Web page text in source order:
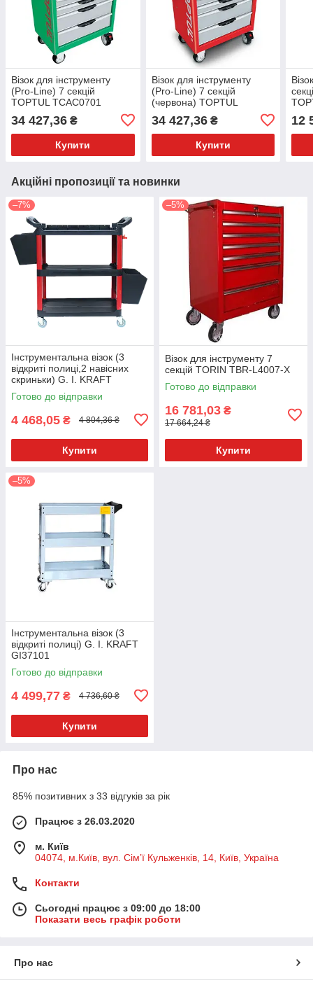
Візок для інструменту
(Pro-Line) 7 секцій
TOPTUL TCAC0701
34 427,36 ₴
Купити
Візок для інструменту
(Pro-Line) 7 секцій
(червона) TOPTUL
34 427,36₴
Купити
12
Акційні пропозиції та новинки
–7%
Інструментальна візок (3
відкриті полиці,2 навісних
скриньки) G. I. KRAFT
GI37103
Готово до відправки
4 468,05 ₴ 4 804,36 ₴
Купити
–5%
Візок для інструменту 7
секцій TORIN TBR-L4007-X
Готово до відправки
16 781,03 ₴
17 664,24 ₴
Купити
–5%
Інструментальна візок (3
відкриті полиці) G. I. KRAFT
GI37101
Готово до відправки
4 499,77 ₴ 4 736,60 ₴
Купити
Про нас
85% позитивних з 33 відгуків за рік
Працює з 26.03.2020
м. Київ
04074, м.Київ, вул. Сім’ї Кульженків, 14, Київ, Україна
Контакти
Сьогодні працює з 09:00 до 18:00
Показати весь графік роботи
Про нас